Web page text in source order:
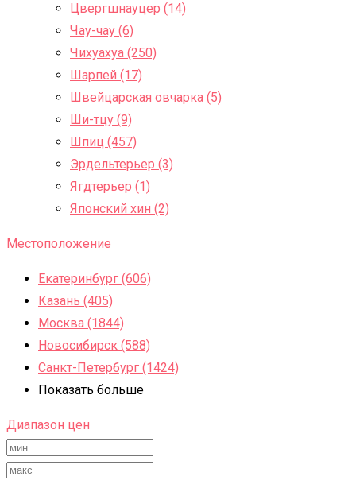
Цвергшнауцер (14)
Чау-чау (6)
Чихуахуа (250)
Шарпей (17)
Швейцарская овчарка (5)
Ши-тцу (9)
Шпиц (457)
Эрдельтерьер (3)
Ягдтерьер (1)
Японский хин (2)
Местоположение
Екатеринбург (606)
Казань (405)
Москва (1844)
Новосибирск (588)
Санкт-Петербург (1424)
Показать больше
Диапазон цен